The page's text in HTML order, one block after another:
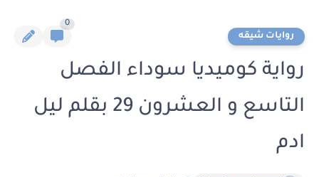
روايات شيقه
0
رواية كوميديا سوداء الفصل
التاسع و العشرون 29 بقلم ليل
ادم